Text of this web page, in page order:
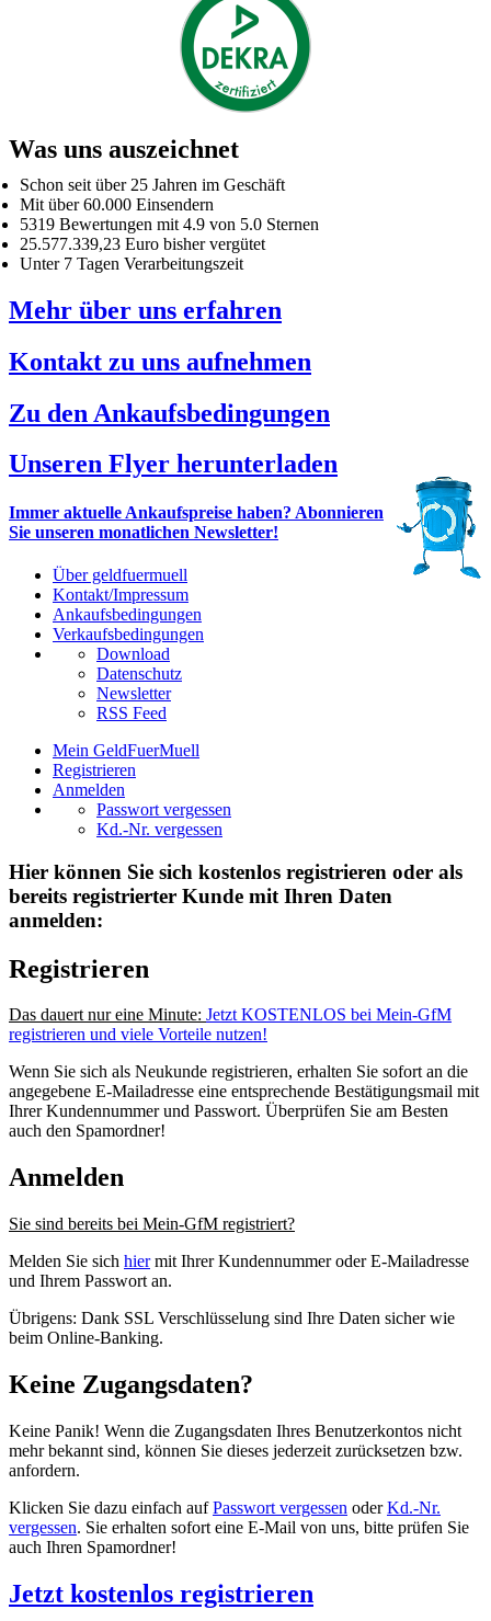
Was uns auszeichnet
Schon seit über 25 Jahren im Geschäft
Mit über 60.000 Einsendern
5319 Bewertungen mit 4.9 von 5.0 Sternen
25.577.339,23 Euro bisher vergütet
Unter 7 Tagen Verarbeitungszeit
Mehr über uns erfahren
Kontakt zu uns aufnehmen
Zu den Ankaufsbedingungen
Unseren Flyer herunterladen
Immer aktuelle Ankaufspreise haben? Abonnieren
Sie unseren monatlichen Newsletter!
Über geldfuermuell
Kontakt/Impressum
Ankaufsbedingungen
Verkaufsbedingungen
Download
Datenschutz
Newsletter
RSS Feed
Mein GeldFuerMuell
Registrieren
Anmelden
Passwort vergessen
Kd.-Nr. vergessen
Hier können Sie sich kostenlos registrieren oder als
bereits registrierter Kunde mit Ihren Daten
anmelden:
Registrieren
Das dauert nur eine Minute: Jetzt KOSTENLOS bei Mein-GfM
registrieren und viele Vorteile nutzen!
Wenn Sie sich als Neukunde registrieren, erhalten Sie sofort an die
angegebene E-Mailadresse eine entsprechende Bestätigungsmail mit
Ihrer Kundennummer und Passwort. Überprüfen Sie am Besten
auch den Spamordner!
Anmelden
Sie sind bereits bei Mein-GfM registriert?
Melden Sie sich hiermit Ihrer Kundennummer oder E-Mailadresse
und Ihrem Passwort an.
Übrigens: Dank SSL Verschlüsselung sind Ihre Daten sicher wie
beim Online-Banking.
Keine Zugangsdaten?
Keine Panik! Wenn die Zugangsdaten Ihres Benutzerkontos nicht
mehr bekannt sind, können Sie dieses jederzeit zurücksetzen bzw.
anfordern.
Klicken Sie dazu einfach aufPasswort vergessen oderKd.-Nr.
vergessen. Sie erhalten sofort eine E-Mail von uns, bitte prüfen Sie
auch Ihren Spamordner!
Jetzt kostenlos registrieren